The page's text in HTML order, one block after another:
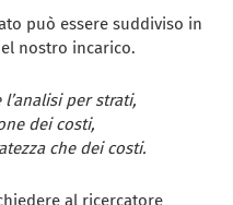
può essere suddiviso in
nostro incarico.
per strati,
dei costi,
che dei costi.
al ricercatore